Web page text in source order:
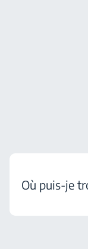
Où puis-je